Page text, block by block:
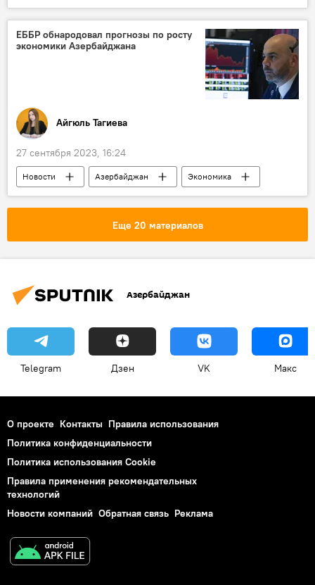
фестиваль
Театр Санкт-Петербург
ЕББР обнародовал прогнозы по росту
экономики Азербайджана
Айгюль Тагиева
27 сентября 2023, 16:24
Новости Азербайджан
Экономика
ВВП
ЕБРР
Еще 20 материалов
Азербайджан
Telegram Дзен VK Макс
О проекте Контакты Правила использования
Политика конфиденциальности
Политика использования Cookie
Правила применения рекомендательных
технологий
Новости компаний Обратная связь Реклама